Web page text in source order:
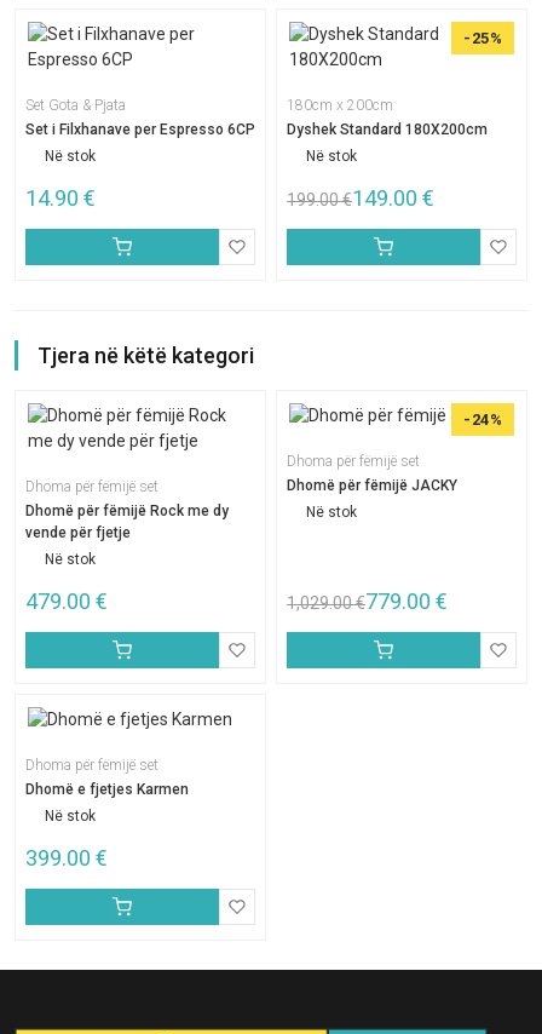
Set Gota & Pjata
Set i Filxhanave per Espresso 6CP
Në stok
14.90 €
-25%
180cm x 200cm
Dyshek Standard 180X200cm
Në stok
199.00€149.00 €
Tjera në këtë kategori
Dhoma për fëmijë set
Dhomë për fëmijë Rock me dy
vende për fjetje
Në stok
479.00 €
-24%
Dhoma për fëmijë set
Dhomë për fëmijë JACKY
Në stok
1,029.00€779.00 €
Dhoma për fëmijë set
Dhomë e fjetjes Karmen
Në stok
399.00 €